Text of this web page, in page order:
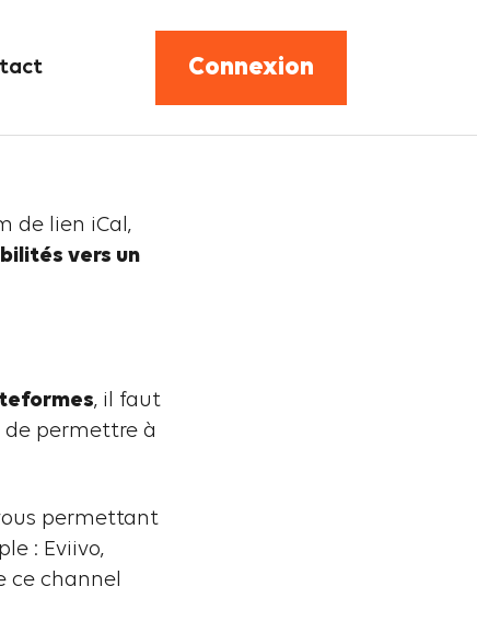
Connexion
de lien iCal,
vers un
, il faut
de permettre à
permettant
: Eviivo,
ce channel